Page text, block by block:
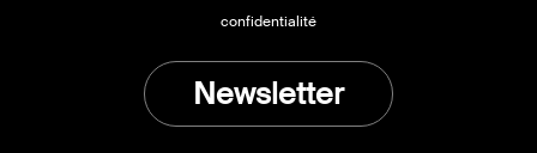
confidentialité
Newsletter